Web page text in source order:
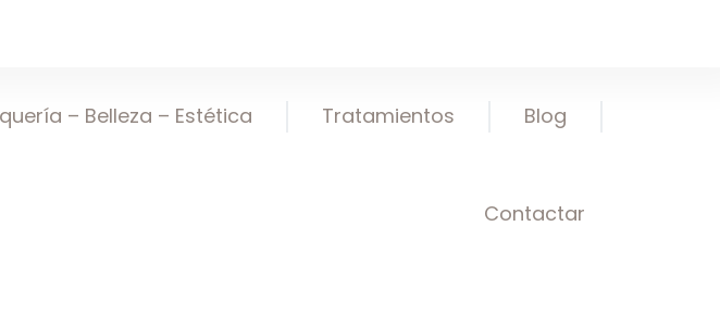
– Belleza – Estética Tratamientos Blog
Contactar